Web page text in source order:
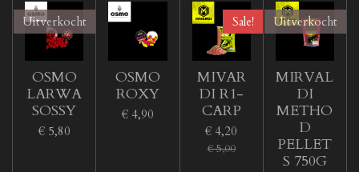
Uitverkocht
OSMO
LARWA
SOSSY
€ 5,80
OSMO
ROXY
€ 4,90
Sale!
MIVAR
DI R1-
CARP
€ 4,20
€ 5,00
Uitverkocht
MIRVAL
DI
METHO
D
PELLET
S 750G